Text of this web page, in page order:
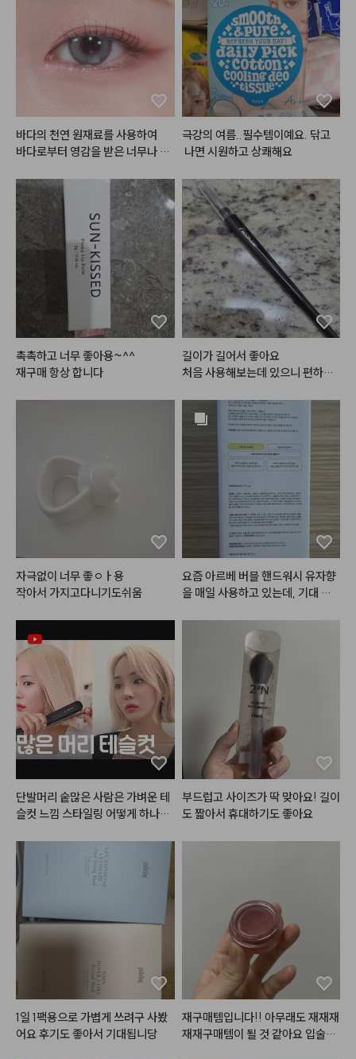
바다의 천연 원재료를 사용하여
바다로부터 영감을 받은 너무나 로
#아쿠아마리
제품들이랍니다 💙
🤍
해양심층수를 담아 촉촉한 쿠션과
봄웜-여쿨분들이라면 너무너무 좋
청량하고 사랑스러운 섀도우 팔레
⭐현재 쿠션은 헤메코랩에서 62%
할인중 !
한개만 사도 무료배송이니 팔레트
메이크업을 연출하기에도 좋고,
영상 시작부분에 넣은 세번째 바세
린광의 화이트펄이
어디에 올려도 너모 예쁘다는 것
😘
메이크업 위에 파츠랑 화이터 라이
터 슬쩍 얹으면
페스티벌 , 연말 메이크업으로도 딱
이지 않나요?💎✨💕
#아쿠아글로우쿠션
[1호 봄바다 /
2호 가을바다]
패키지가 진짜 미쳤죠..?
들고나가는 순간 시선 집중🧜🏻‍♀️✨
달걀처럼
매끈-촉촉한 피부를 만들어주는 쿠
얇고 투명해서 여름에 바르기도 좋
고
겨울에도 촉촉해서 쓰기좋은 숨찐
템 👍
저는 1호 봄바다를 사용했어요!
막상 바르면 목부분과 경계지지도
않고
피부랑 자연스럽게 어우러졌어요
◡̈
극강의 여름..필수템이예요. 닦고
나면 시원하고 상쾌해요
촉촉하고 너무 좋아용~^^
재구매 항상 합니다
길이가 길어서 좋아요
처음 사용해보는데 있으니 편하네
자극없이 너무 좋ㅇㅏ용
작아서 가지고다니기도쉬움
요즘 아르베 버블 핸드워시 유자향
을 매일 사용하고 있는데, 기대 이
자마자 밀도 높고 쫀득한 거품이 풍
성하게 바로 나와서 사용하기 정말
편하고, 식물 유래 세정 성분과 자
연 유래 추출물이 들어가 피부에 자
극 없이 순하게 사용할 수 있다는
점이 진짜 안심됐어요. 특히 인공
적이지 않고 마치 진짜 생유자를 바
로 짠 듯 상큼하고 싱그러운 유자향
이 은은하게 퍼져서 씻고 난 후에도
손에 산뜻한 잔향이 오래 남는 게
너무 기분 좋더라고요. 세정력은
서 손을 자주 씻어도 피부가 당기거
실 세면대에 올려두기만 해도 감성
적인 인테리어 효과까지 더해주는
데일리템으로 실용성 좋고 기분도
좋아지는 제품이에요.💛🍋
#헤메코리뷰어
단발머리 숱많은 사람은 가벼운 테
슬컷 느낌 스타일링 어떻게 하나요
#어네이즈 #레삐 #결에센스
매직기
#진주쌤
부드럽고 사이즈가 딱 맞아요! 길이
도 짧아서 휴대하기도 좋아요
1일 1팩용으로 가볍게 쓰려구 사봤
어요 후기도 좋아서 기대됩니당
재구매템입니다!! 아무래도 재재재
재재구매템이 될 것 같아요 입술에